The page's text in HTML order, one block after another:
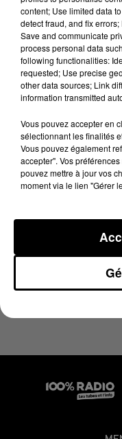
Lecture (4
100%
19 décembre 2023 -
LES INFOS DU
content; Use limited data
detect fraud, and fix
Save and communicate
process personal data
following functionalities:
requested; Use precise
other data sources; Link
information transmitted
Vous pouvez accepter en
sélectionnant les finalités
Vous pouvez également
accepter". Vos
pouvez mettre à jour vos
moment via le lien "Gérer